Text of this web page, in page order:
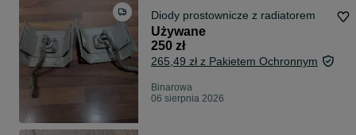
Diody prostownicze z radiatorem
Używane
250 zł
265,49 zł z Pakietem Ochronnym
Binarowa
06 sierpnia 2026